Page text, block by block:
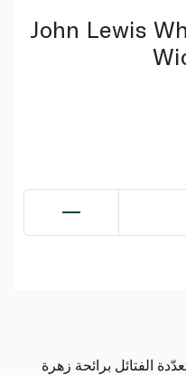
John Lewis
الفتائل برائحة زهرة